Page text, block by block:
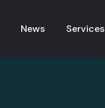
News Services